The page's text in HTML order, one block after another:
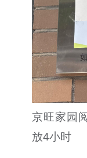
京旺家园
放4小时